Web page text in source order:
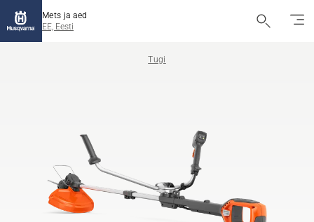
Mets ja aed
EE, Eesti
Tugi